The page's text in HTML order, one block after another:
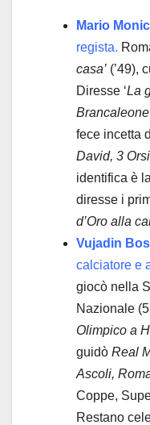
Mario
regista.
casa’ (’49),
Diresse ‘La
fece incetta
David, 3
identifica è
diresse i
d’Oro alla
Vujadin
calciatore e
giocò nella
Nazionale
Olimpico a
guidò Real
Ascoli,
Coppe,
Restano